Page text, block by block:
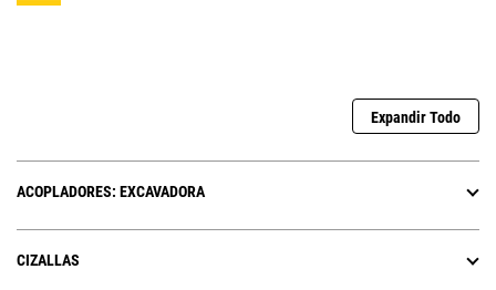
Expandir Todo
ACOPLADORES: EXCAVADORA
CIZALLAS